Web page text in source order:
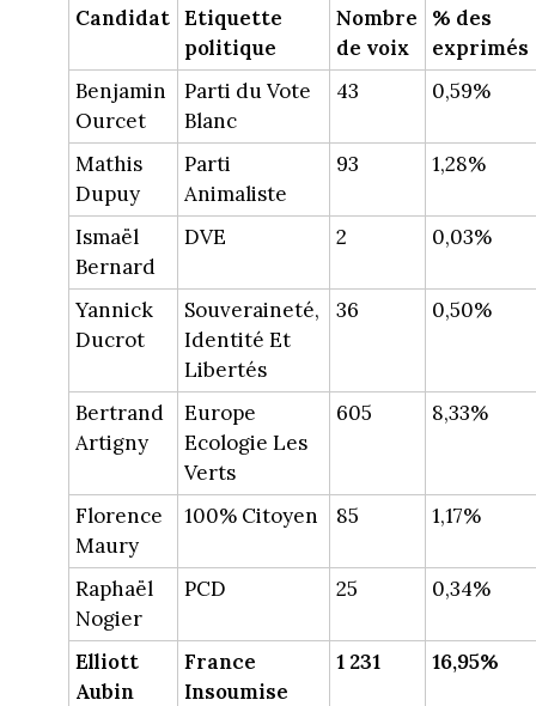
Candidat Etiquette
politique
Nombre
de voix
% des
exprimés
Benjamin
Ourcet
Parti du Vote
Blanc
43 0,59%
Mathis
Dupuy
Parti
Animaliste
93 1,28%
Ismaël
Bernard
DVE 2 0,03%
Yannick
Ducrot
Souveraineté,
Identité Et
Libertés
36 0,50%
Bertrand
Artigny
Europe
Ecologie Les
Verts
605 8,33%
Florence
Maury
100% Citoyen 85 1,17%
Raphaël
Nogier
PCD 25 0,34%
Elliott
Aubin
France
Insoumise
1 231 16,95%